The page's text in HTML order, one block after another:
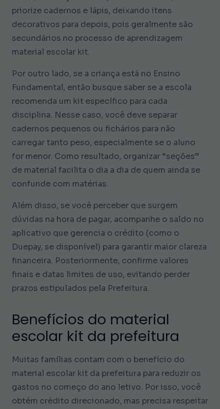
priorize cadernos e lápis, deixando itens
decorativos para depois, pois geralmente são
secundários no processo de aprendizagem
material escolar kit.
Por outro lado, se a criança está no Ensino
Fundamental, então busque saber se a escola
recomenda um kit específico para cada
disciplina. Nesse caso, você deve separar
cadernos pequenos ou fichários para não
carregar tanto peso, especialmente se o aluno
for menor. Como resultado, organizar “seções”
de material facilita o dia a dia de quem ainda se
confunde com matérias.
Além disso, se você perceber que surgem
dúvidas na hora de pagar, acompanhe o saldo no
aplicativo que gerencia o crédito (como o
Duepay, se disponível) para garantir maior clareza
financeira. Posteriormente, confirme valores
finais e datas limites de uso, evitando perder
prazos estipulados pela Prefeitura.
Benefícios do material
escolar kit da prefeitura
Muitas famílias contam com o benefício do
material escolar kit da prefeitura para reduzir os
gastos no começo do ano letivo. Por isso, você
obtém crédito direcionado, mas precisa respeitar